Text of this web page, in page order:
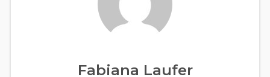
Fabiana Laufer